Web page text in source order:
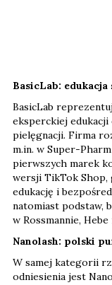
BasicLab:
BasicLab
eksperckiej edukacji
pielęgnacji. Firma
m.in. w Super-
pierwszych marek
wersji TikTok Shop,
edukację i
natomiast podstaw,
w Rossmannie,
Nanolash: polski
W samej kategorii
odniesienia jest